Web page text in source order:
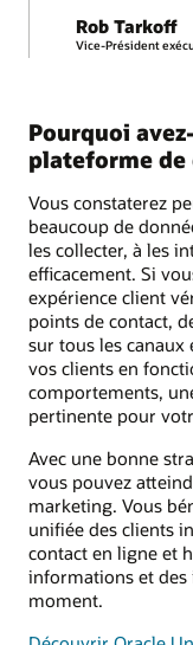
Rob Tarkoff
Vice-Président
Pourquoi
plateforme de
Vous constaterez
beaucoup de
les collecter, à les
efficacement. Si
expérience client
points de contact,
sur tous les canaux
vos clients en
comportements,
pertinente pour
Avec une bonne
vous pouvez
marketing. Vous
unifiée des clients
contact en ligne et
informations et des
moment.